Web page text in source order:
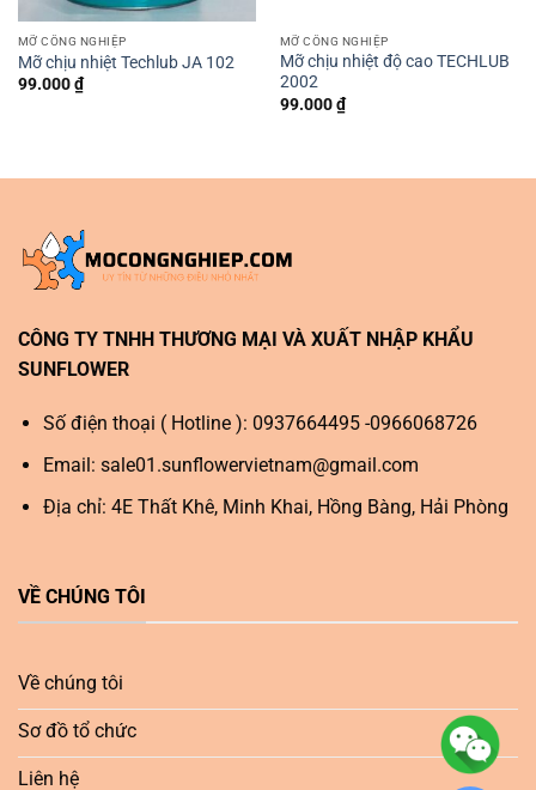
MỠ CÔNG NGHIỆP
Mỡ chịu nhiệt Techlub JA 102
99.000₫
MỠ CÔNG NGHIỆP
Mỡ chịu nhiệt độ cao TECHLUB
2002
99.000₫
CÔNG TY TNHH THƯƠNG MẠI VÀ XUẤT NHẬP KHẨU
SUNFLOWER
Số điện thoại ( Hotline ): 0937664495 -0966068726
Email: sale01.sunflowervietnam@gmail.com
Địa chỉ: 4E Thất Khê, Minh Khai, Hồng Bàng, Hải Phòng
VỀ CHÚNG TÔI
Về chúng tôi
Sơ đồ tổ chức
Liên hệ